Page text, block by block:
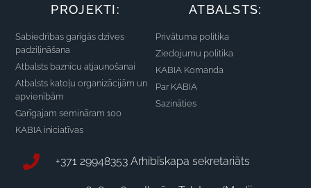
PROJEKTI:
Sabiedrības garīgās dzīves
padziļināšana
Atbalsts baznīcu atjaunošanai
Atbalsts katoļu organizācijām un
apvienībām
Garīgajam semināram 100
KABIA iniciatīvas
ATBALSTS:
Privātuma politika
Ziedojumu politika
KABIA Komanda
Par KABIA
Sazināties
+371 29948353 Arhibīskapa sekretariāts